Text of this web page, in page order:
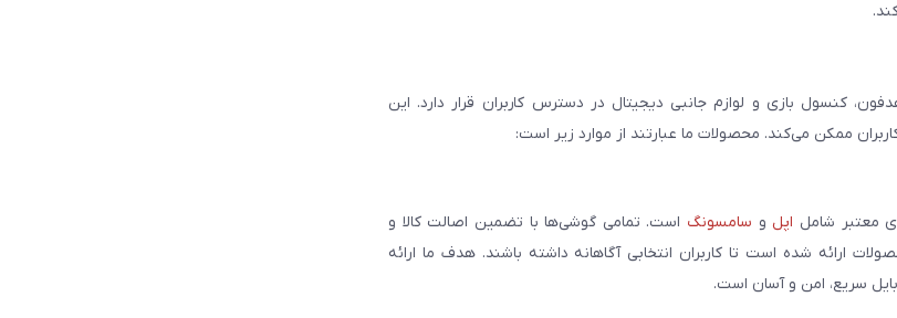
کنسول بازی و لوازم جانبی دیجیتال در دسترس کاربران قرار دارد. این
ممکن می‌کند. محصولات ما عبارتند از موارد زیر است:
معتبر شامل اپل و سامسونگ است. تمامی گوشی‌ها با تضمین اصالت کالا و
ارائه شده است تا کاربران انتخابی آگاهانه داشته باشند. هدف ما ارائه
سریع، امن و آسان است.